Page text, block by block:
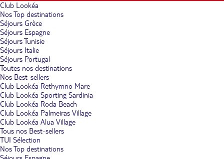
Club Lookéa
Nos Top destinations
Séjours Grèce
Séjours Espagne
Séjours Tunisie
Séjours Italie
Séjours Portugal
Toutes nos destinations
Nos Best-sellers
Club Lookéa Rethymno Mare
Club Lookéa Sporting Sardinia
Club Lookéa Roda Beach
Club Lookéa Palmeiras Village
Club Lookéa Alua Village
Tous nos Best-sellers
TUI Sélection
Nos Top destinations